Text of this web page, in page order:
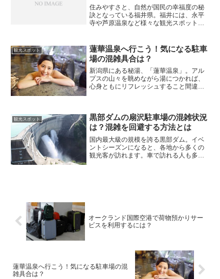
住みやすさと、自然が国民の幸福度の秘
訣となっている福井県。福井には、永平
寺や芦原温泉など様々な観光スポットが
を使った料理だけでなく、越前そばやカ
ツなどバラエティーに富ん...
観光スポット
蓮華温泉へ行こう！気になる駐車
場の混雑具合は？
新潟県にある秘湯、「蓮華温泉」。アル
プスの山々を眺めながら湯につかれば、
心身ともにリフレッシュすること間違い
あるのは、中部山岳国立公...
観光スポット
黒部ダムの扇沢駐車場の混雑状況
は？混雑を回避する方法とは
国内最大級の規模を誇る黒部ダム。イベ
ントシーズンになると、各地から多くの
観光客が訪れます。車で訪れる人も多
オークランド国際空港で荷物預かりサー
ビスを利用するには？
蓮華温泉へ行こう！気になる駐車場の混
雑具合は？